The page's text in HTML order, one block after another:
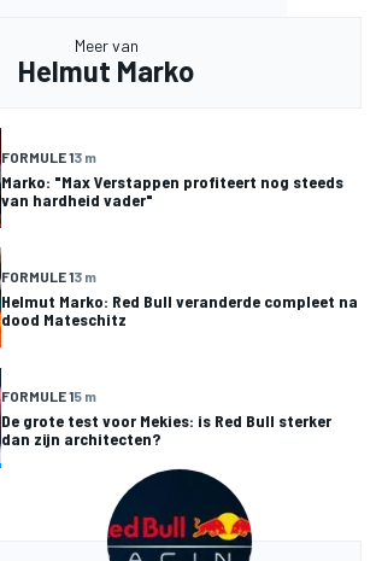
Meer van
Helmut Marko
FORMULE 13 m
Marko: "Max Verstappen profiteert nog steeds
van hardheid vader"
FORMULE 13 m
Helmut Marko: Red Bull veranderde compleet na
dood Mateschitz
FORMULE 15 m
De grote test voor Mekies: is Red Bull sterker
dan zijn architecten?